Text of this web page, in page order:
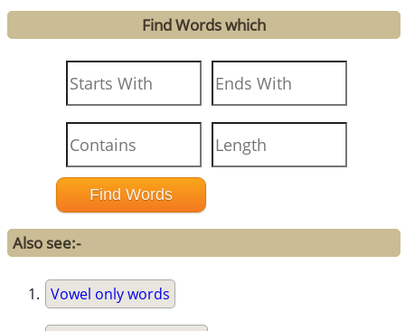
Find Words which
Also see:-
Vowel only words